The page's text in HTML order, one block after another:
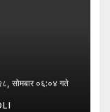
सोमबार ०६:०४ गते